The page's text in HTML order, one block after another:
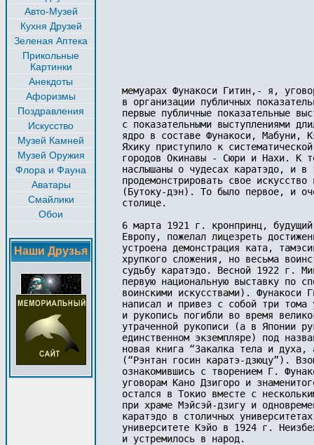
Авто-Музей
Кухня Друзей
Зеленая Аптека
Прикольные
Картинки
Анекдоты
Афоризмы
Поздравления
Искусство
Музей Камней
Музей Оружия
Флора и Фауна
Аватары
Смайлики
Обои
Наши Друзья
мемуарах Фунакоси Гитин,- я,
в организации публичных
первые публичные показательные
с показательными выступлениями
ядро в составе Фунакоси, Мабуни,
Яхику приступило к
городов Окинавы - Сюри и Hахи. К
наслышаны о чудесах каратэдо, и
продемонстрировать свое
(Бутоку-дэн). То было первое, и
столице.
6 марта 1921 г. кронпринц,
Европу, пожелал лицезреть
устроена демонстрация ката,
хрупкого сложения, но весьма
судьбу каратэдо. Весной 1922 г.
первую национальную выставку по
воинскими искусствами). Фунакоси
написал и привез с собой три тома
и рукопись погибли во время
утраченной рукописи (а в Японии
единственном экземпляре) под
новая книга “Закалка тела и духа,
(“Рэнтан госин каратэ-дзюцу”).
ознакомившись с творением Г.
уговорам Кано Дзигоро и
остался в Токио вместе с
при храме Мэйсэй-дзигу и
каратэдо в столичных
университете Кэйо в 1924 г.
и устремилось в народ.